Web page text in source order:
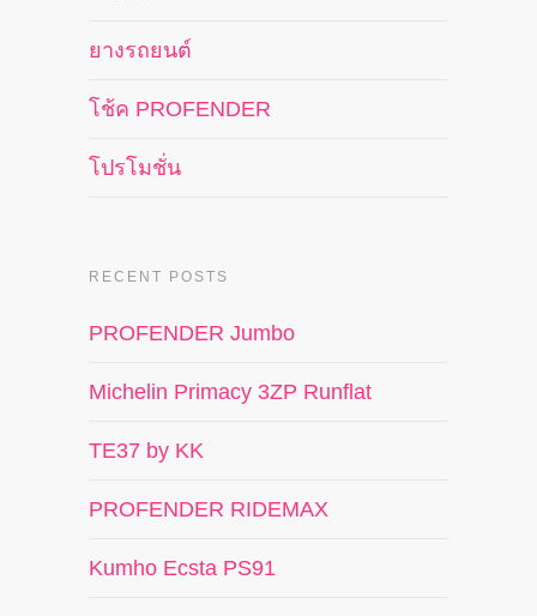
ยางรถยนต์
โช้ค PROFENDER
โปรโมชั่น
RECENT POSTS
PROFENDER Jumbo
Michelin Primacy 3ZP Runflat
TE37 by KK
PROFENDER RIDEMAX
Kumho Ecsta PS91